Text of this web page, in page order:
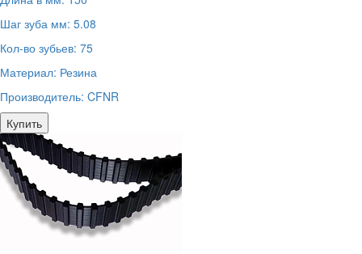
Шаг зуба мм: 5.08
Кол-во зубьев: 75
Материал: Резина
Производитель: CFNR
Купить